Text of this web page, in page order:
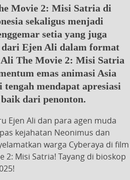
Movie 2: Misi Satria di
sekaligus menjadi
setia yang juga
Ejen Ali dalam format
The Movie 2: Misi Satria
emas animasi Asia
tengah mendapat apresiasi
dari penonton.
Ejen Ali dan para agen muda
kejahatan Neonimus dan
warga Cyberaya di film
2: Misi Satria! Tayang di bioskop